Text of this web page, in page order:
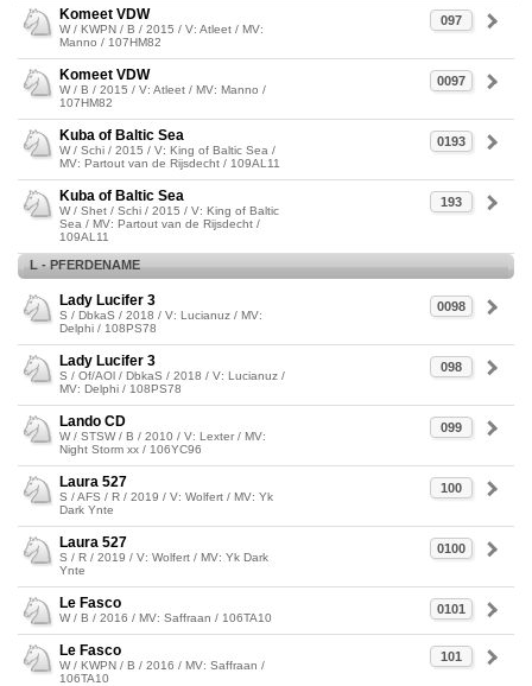
097
Komeet VDW
W / KWPN / B / 2015 / V: Atleet / MV:
Manno / 107HM82
0097
Komeet VDW
W / B / 2015 / V: Atleet / MV: Manno /
107HM82
0193
Kuba of Baltic Sea
W / Schi / 2015 / V: King of Baltic Sea /
MV: Partout van de Rijsdecht / 109AL11
193
Kuba of Baltic Sea
W / Shet / Schi / 2015 / V: King of Baltic
Sea / MV: Partout van de Rijsdecht /
109AL11
L - PFERDENAME
0098
Lady Lucifer 3
S / DbkaS / 2018 / V: Lucianuz / MV:
Delphi / 108PS78
098
Lady Lucifer 3
S / Of/AOl / DbkaS / 2018 / V: Lucianuz /
MV: Delphi / 108PS78
099
Lando CD
W / STSW / B / 2010 / V: Lexter / MV:
Night Storm xx / 106YC96
100
Laura 527
S / AFS / R / 2019 / V: Wolfert / MV: Yk
Dark Ynte
0100
Laura 527
S / R / 2019 / V: Wolfert / MV: Yk Dark
Ynte
0101
Le Fasco
W / B / 2016 / MV: Saffraan / 106TA10
101
Le Fasco
W / KWPN / B / 2016 / MV: Saffraan /
106TA10